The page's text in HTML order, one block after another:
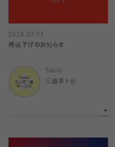
2024.07.11
再値下げのお知らせ
Tabio
三越星ヶ丘